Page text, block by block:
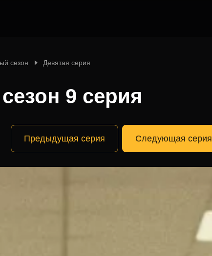
сезон Девятая серия
9 серия
Предыдущая серия Следующая серия